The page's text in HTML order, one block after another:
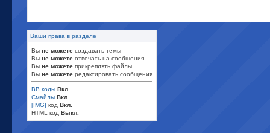
Ваши права в разделе
Вы не можете создавать темы
Вы не можете отвечать на сообщения
Вы не можете прикреплять файлы
Вы не можете редактировать сообщения
BB коды Вкл.
Смайлы Вкл.
[IMG] код Вкл.
HTML код Выкл.